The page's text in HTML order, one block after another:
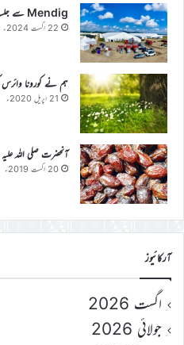
Mendig سے جلسہ سالانہ جرمنی کی تیاری کی ایک رپورٹ
22 اگست 2024ء
ہم نے کورونا وائرس
21 اپریل 2020ء
آنحضرت صلی اللہ
20 اگست 2019ء
آرکائیوز
اگست 2026
جولائی 2026